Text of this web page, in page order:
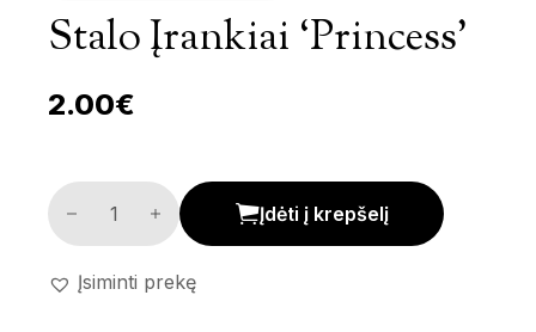
Stalo Įrankiai ‘Princess’
2.00€
Stalo įrankiai 'Princess' kiekis
Įdėti į krepšelį
Įsiminti prekę